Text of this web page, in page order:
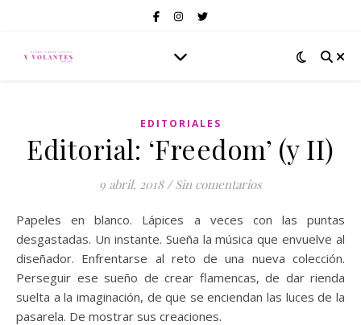
EDITORIALES
Editorial: ‘Freedom’ (y II)
9 abril, 2018 / Sin comentarios
Papeles en blanco. Lápices a veces con las puntas
desgastadas. Un instante. Sueña la música que envuelve al
diseñador. Enfrentarse al reto de una nueva colección.
Perseguir ese sueño de crear flamencas, de dar rienda
suelta a la imaginación, de que se enciendan las luces de la
pasarela. De mostrar sus creaciones.